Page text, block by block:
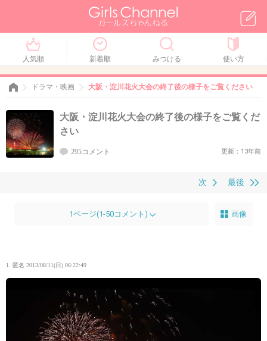
人気順 新着順 みつける 使い方
ドラマ・映画 大阪・淀川花火大会の終了後の様子をご覧ください
大阪・淀川花火大会の終了後の様子をご覧くだ
さい
295コメント 更新：13年前
最後
次
1ページ(1-50コメント) 画像
1. 匿名 2013/08/11(日) 06:22:49